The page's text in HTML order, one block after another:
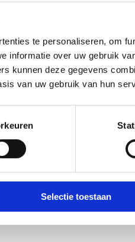
te personaliseren, om
informatie over uw gebruik
kunnen deze gegevens
van uw gebruik van hun
Selectie toestaan